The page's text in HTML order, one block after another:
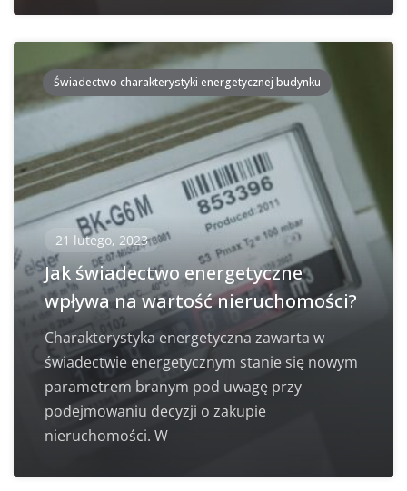
Świadectwo charakterystyki energetycznej budynku
21 lutego, 2023
Jak świadectwo energetyczne
wpływa na wartość nieruchomości?
Charakterystyka energetyczna zawarta w
świadectwie energetycznym stanie się nowym
parametrem branym pod uwagę przy
podejmowaniu decyzji o zakupie
nieruchomości. W